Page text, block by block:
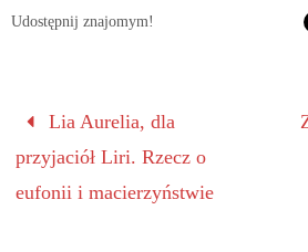
Udostępnij znajomym!
Lia Aurelia, dla
przyjaciół Liri. Rzecz o
eufonii i macierzyństwie